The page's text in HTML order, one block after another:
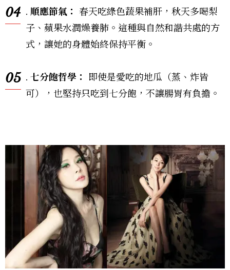
04 . 順應節氣： 春天吃綠色蔬果補肝，秋天多喝梨
子、蘋果水潤燥養肺。這種與自然和諧共處的方
式，讓她的身體始終保持平衡。
05 . 七分飽哲學： 即使是愛吃的地瓜（蒸、炸皆
可），也堅持只吃到七分飽，不讓腸胃有負擔。